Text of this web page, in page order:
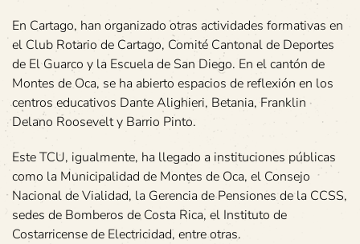
En Cartago, han organizado otras actividades formativas en
el Club Rotario de Cartago, Comité Cantonal de Deportes
de El Guarco y la Escuela de San Diego. En el cantón de
Montes de Oca, se ha abierto espacios de reflexión en los
centros educativos Dante Alighieri, Betania, Franklin
Delano Roosevelt y Barrio Pinto.
Este TCU, igualmente, ha llegado a instituciones públicas
como la Municipalidad de Montes de Oca, el Consejo
Nacional de Vialidad, la Gerencia de Pensiones de la CCSS,
sedes de Bomberos de Costa Rica, el Instituto de
Costarricense de Electricidad, entre otras.